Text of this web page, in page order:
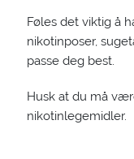
Føles det viktig å
nikotinposer,
passe deg best.
Husk at du må
nikotinlegemidler.